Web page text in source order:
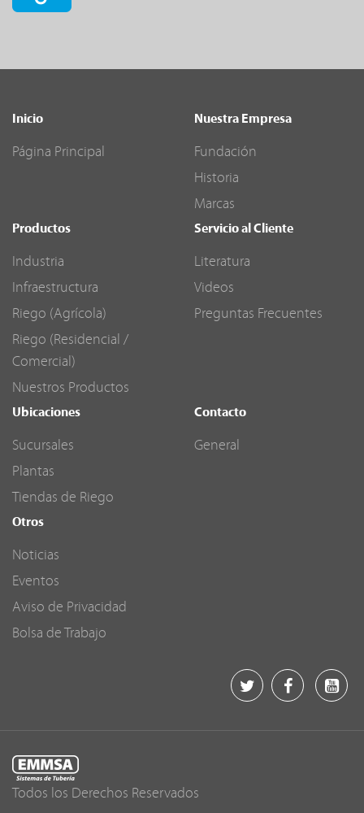
Inicio
Página Principal
Nuestra Empresa
Fundación
Historia
Marcas
Productos
Industria
Infraestructura
Riego (Agrícola)
Riego (Residencial /
Comercial)
Nuestros Productos
Servicio al Cliente
Literatura
Videos
Preguntas Frecuentes
Ubicaciones
Sucursales
Plantas
Tiendas de Riego
Contacto
General
Otros
Noticias
Eventos
Aviso de Privacidad
Bolsa de Trabajo
Todos los Derechos Reservados